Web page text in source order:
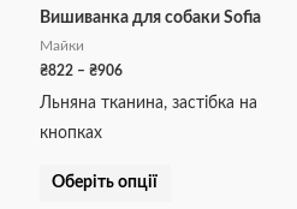
Вишиванка для собаки Sofia
Майки
₴822 – ₴906
Льняна тканина, застібка на
кнопках
Оберіть опції
на